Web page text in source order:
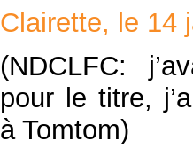
Clairette, le 14
(NDCLFC:
pour le titre,
à Tomtom)